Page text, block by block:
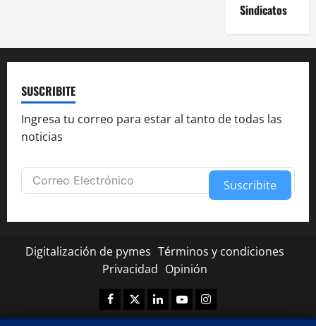
Sindicatos
SUSCRIBITE
Ingresa tu correo para estar al tanto de todas las
noticias
Suscribite
Digitalización de pymes Términos y condiciones
Privacidad Opinión
Facebook
TwitterLinkedinYoutubeInstagram
¿Te fue útil esta nota?